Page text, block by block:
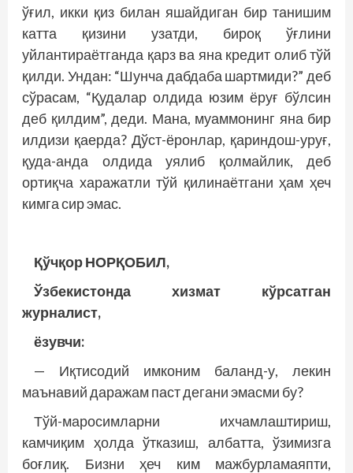
ўғил, икки қиз билан яшайдиган бир танишим
катта қизини узатди, бироқ ўғлини
уйлантираётганда қарз ва яна кредит олиб тўй
қилди. Ундан: “Шунча дабдаба шартмиди?” деб
сўрасам, “Қудалар олдида юзим ёруғ бўлсин
деб қилдим”, деди. Мана, муаммонинг яна бир
илдизи қаерда? Дўст-ёронлар, қариндош-уруғ,
қуда-анда олдида уялиб қолмайлик, деб
ортиқча харажатли тўй қилинаётгани ҳам ҳеч
кимга сир эмас.
Қўчқор НОРҚОБИЛ,
Ўзбекистонда хизмат кўрсатган
журналист,
ёзувчи:
— Иқтисодий имконим баланд-у, лекин
маънавий даражам паст дегани эмасми бу?
Тўй-маросимларни ихчамлаштириш,
камчиқим ҳолда ўтказиш, албатта, ўзимизга
боғлиқ. Бизни ҳеч ким мажбурламаяпти,